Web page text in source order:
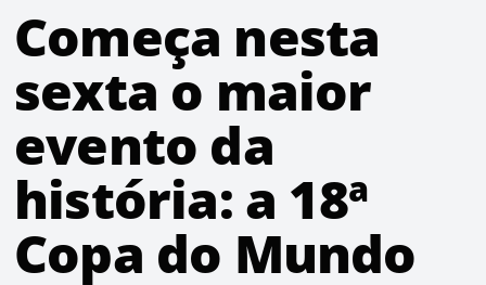
Começa nesta
sexta o maior
evento da
história: a 18ª
Copa do Mundo